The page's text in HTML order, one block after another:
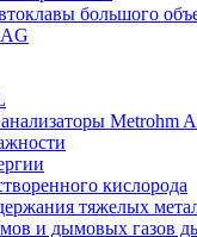
большого
Metrohm
кислорода
тяжелых
и дымовых газов